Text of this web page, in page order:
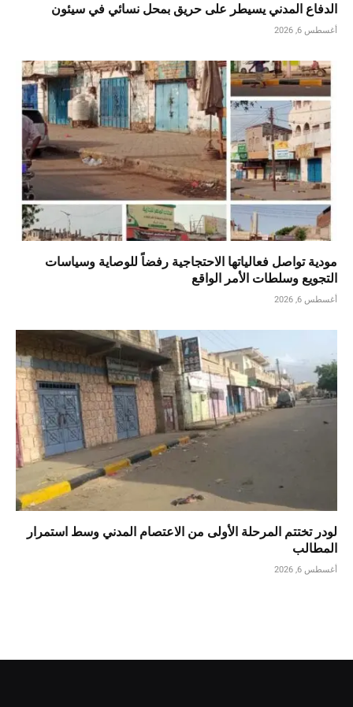
الدفاع المدني يسيطر على حريق بمحل نسائي في سيئون
أغسطس 6, 2026
مودية تواصل فعالياتها الاحتجاجية رفضاً للوصاية وسياسات
التجويع وسلطات الأمر الواقع
أغسطس 6, 2026
لودر تختتم المرحلة الأولى من الاعتصام المدني وسط استمرار
المطالب
أغسطس 6, 2026